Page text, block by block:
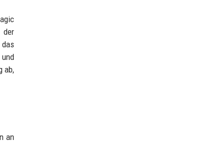
der
ab,
an